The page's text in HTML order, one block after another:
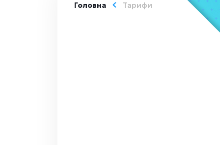
Головна Тарифи